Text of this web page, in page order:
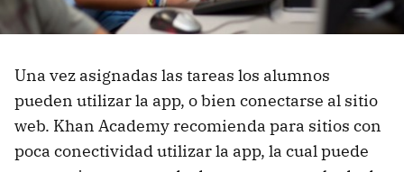
Una vez asignadas las tareas los alumnos
pueden utilizar la app, o bien conectarse al sitio
web. Khan Academy recomienda para sitios con
poca conectividad utilizar la app, la cual puede